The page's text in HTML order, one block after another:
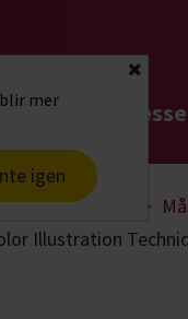
mer
igen
Stäng
Hitta intresse
& design
Illustration